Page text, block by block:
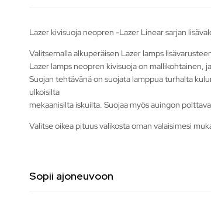
Lazer kivisuoja neopren -Lazer Linear sarjan
Valitsemalla alkuperäisen Lazer lamps
Lazer lamps neopren kivisuoja on mallikohtainen,
Suojan tehtävänä on suojata lamppua turhalta
ulkoisilta
mekaanisilta iskuilta. Suojaa myös auingon
Valitse oikea pituus valikosta oman valaisimesi
Sopii ajoneuvoon